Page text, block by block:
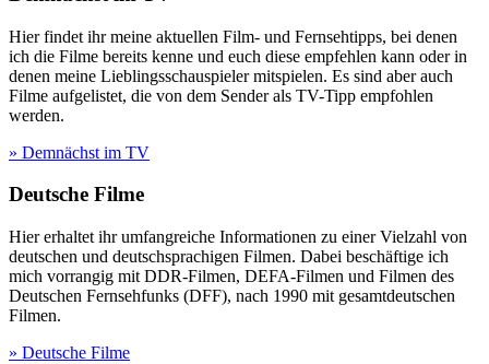
Hier findet ihr meine aktuellen Film- und Fernsehtipps, bei denen
ich die Filme bereits kenne und euch diese empfehlen kann oder in
denen meine Lieblingsschauspieler mitspielen. Es sind aber auch
Filme aufgelistet, die von dem Sender als TV-Tipp empfohlen
werden.
» Demnächst im TV
Deutsche Filme
Hier erhaltet ihr umfangreiche Informationen zu einer Vielzahl von
deutschen und deutschsprachigen Filmen. Dabei beschäftige ich
mich vorrangig mit DDR-Filmen, DEFA-Filmen und Filmen des
Deutschen Fernsehfunks (DFF), nach 1990 mit gesamtdeutschen
Filmen.
» Deutsche Filme